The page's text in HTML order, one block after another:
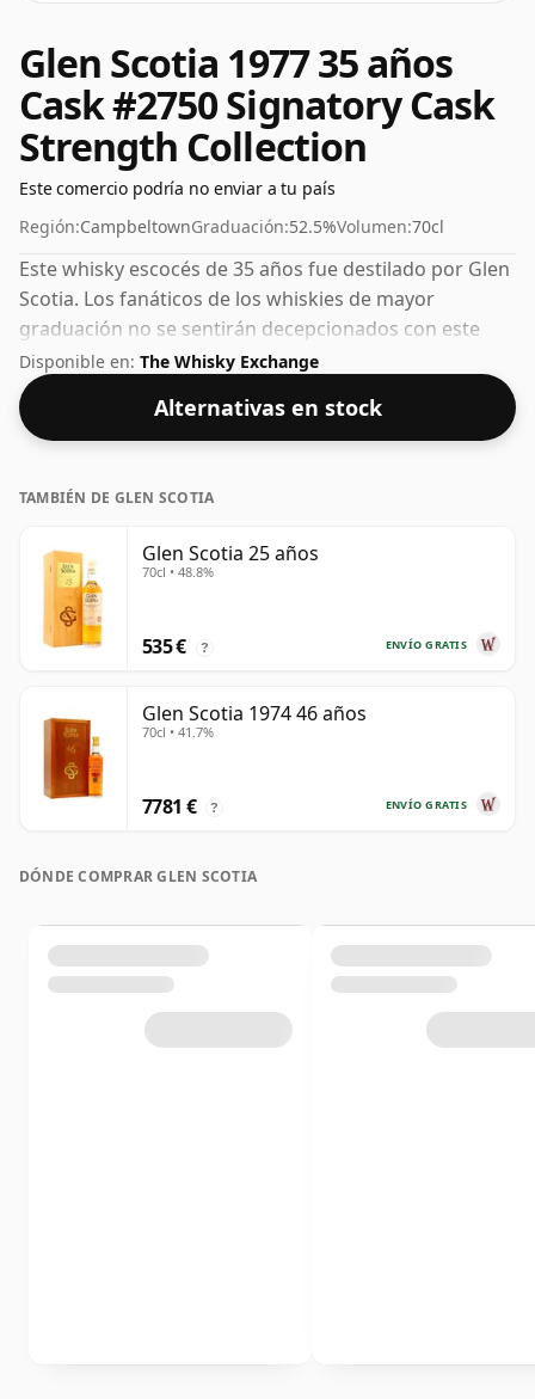
Glen Scotia 1977 35 años
Cask #2750 Signatory Cask
Strength Collection
Este comercio podría no enviar a tu país
Región:CampbeltownGraduación:52.5%Volumen:70cl
Este whisky escocés de 35 años fue destilado por Glen
Scotia. Los fanáticos de los whiskies de mayor
graduación no se sentirán decepcionados con este
embotellado que tiene un 52,5% ABV.
Disponible en: The Whisky Exchange
Alternativas en stock
TAMBIÉN DE GLEN SCOTIA
Glen Scotia 25 años
70cl • 48.8%
ENVÍO GRATIS
535 € ?
Glen Scotia 1974 46 años
70cl • 41.7%
ENVÍO GRATIS
7781 € ?
DÓNDE COMPRAR GLEN SCOTIA